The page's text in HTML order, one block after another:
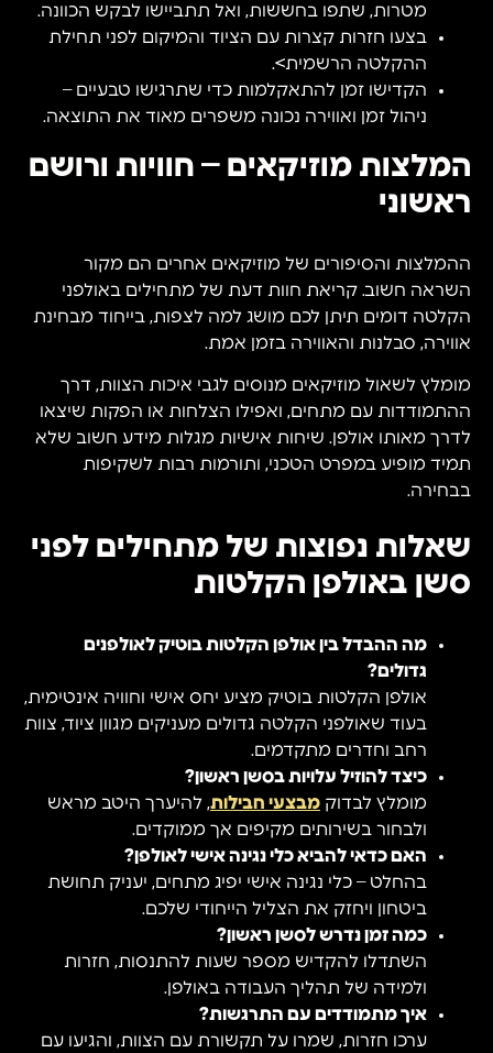
מטרות, שתפו בחששות, ואל תתביישו לבקש הכוונה.
בצעו חזרות קצרות עם הציוד והמיקום לפני תחילת
ההקלטה הרשמית>.
הקדישו זמן להתאקלמות כדי שתרגישו טבעיים –
ניהול זמן ואווירה נכונה משפרים מאוד את התוצאה.
המלצות מוזיקאים – חוויות ורושם
ראשוני
ההמלצות והסיפורים של מוזיקאים אחרים הם מקור
השראה חשוב. קריאת חוות דעת של מתחילים באולפני
הקלטה דומים תיתן לכם מושג למה לצפות, בייחוד מבחינת
אווירה, סבלנות והאווירה בזמן אמת.
מומלץ לשאול מוזיקאים מנוסים לגבי איכות הצוות, דרך
ההתמודדות עם מתחים, ואפילו הצלחות או הפקות שיצאו
לדרך מאותו אולפן. שיחות אישיות מגלות מידע חשוב שלא
תמיד מופיע במפרט הטכני, ותורמות רבות לשקיפות
בבחירה.
שאלות נפוצות של מתחילים לפני
סשן באולפן הקלטות
מה ההבדל בין אולפן הקלטות בוטיק לאולפנים
גדולים?
אולפן הקלטות בוטיק מציע יחס אישי וחוויה אינטימית,
בעוד שאולפני הקלטה גדולים מעניקים מגוון ציוד, צוות
רחב וחדרים מתקדמים.
כיצד להוזיל עלויות בסשן ראשון?
מומלץ לבדוק מבצעי חבילות, להיערך היטב מראש
ולבחור בשירותים מקיפים אך ממוקדים.
האם כדאי להביא כלי נגינה אישי לאולפן?
בהחלט – כלי נגינה אישי יפיג מתחים, יעניק תחושת
ביטחון ויחזק את הצליל הייחודי שלכם.
כמה זמן נדרש לסשן ראשון?
השתדלו להקדיש מספר שעות להתנסות, חזרות
ולמידה של תהליך העבודה באולפן.
איך מתמודדים עם התרגשות?
ערכו חזרות, שמרו על תקשורת עם הצוות, והגיעו עם